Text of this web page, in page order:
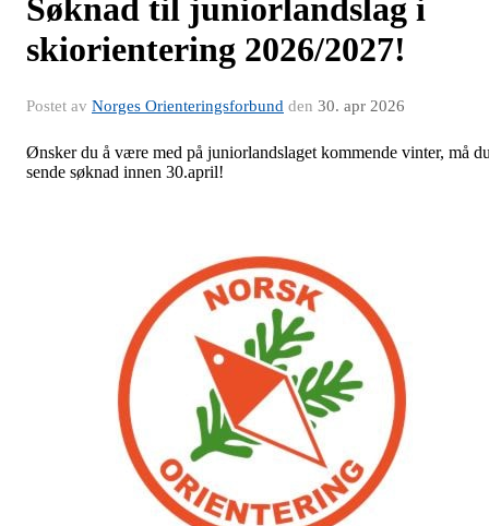
Søknad til juniorlandslag i
skiorientering 2026/2027!
Postet av Norges Orienteringsforbund den 30. apr 2026
Ønsker du å være med på juniorlandslaget kommende vinter, må
sende søknad innen 30.april!